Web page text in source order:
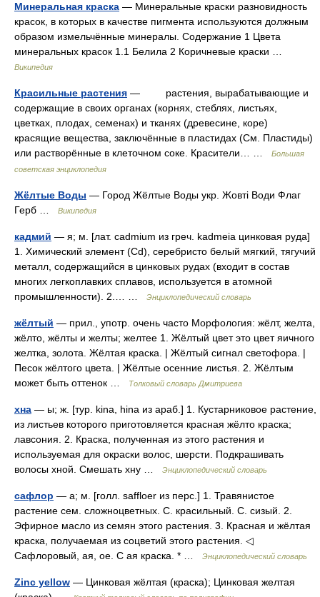
Минеральная краска — Минеральные краски разновидность
красок, в которых в качестве пигмента используются должным
образом измельчённые минералы. Содержание 1 Цвета
минеральных красок 1.1 Белила 2 Коричневые краски …
Википедия
Красильные растения — растения, вырабатывающие и
содержащие в своих органах (корнях, стеблях, листьях,
цветках, плодах, семенах) и тканях (древесине, коре)
красящие вещества, заключённые в пластидах (См. Пластиды)
или растворённые в клеточном соке. Красители… …
Большая
советская энциклопедия
Жёлтые Воды — Город Жёлтые Воды укр. Жовті Води Флаг
Герб …
Википедия
кадмий — я; м. [лат. cadmium из греч. kadmeia цинковая руда]
1. Химический элемент (Cd), серебристо белый мягкий, тягучий
металл, содержащийся в цинковых рудах (входит в состав
многих легкоплавких сплавов, используется в атомной
промышленности). 2.… …
Энциклопедический словарь
жёлтый — прил., употр. очень часто Морфология: жёлт, желта,
жёлто, жёлты и желты; желтее 1. Жёлтый цвет это цвет яичного
желтка, золота. Жёлтая краска. | Жёлтый сигнал светофора. |
Песок жёлтого цвета. | Жёлтые осенние листья. 2. Жёлтым
может быть оттенок …
Толковый словарь Дмитриева
хна — ы; ж. [тур. kina, hina из араб.] 1. Кустарниковое растение,
из листьев которого приготовляется красная жёлто краска;
лавсония. 2. Краска, полученная из этого растения и
используемая для окраски волос, шерсти. Подкрашивать
волосы хной. Смешать хну …
Энциклопедический словарь
сафлор — а; м. [голл. saffloer из перс.] 1. Травянистое
растение сем. сложноцветных. С. красильный. С. сизый. 2.
Эфирное масло из семян этого растения. 3. Красная и жёлтая
краска, получаемая из соцветий этого растения. ◁
Сафлоровый, ая, ое. С ая краска. * …
Энциклопедический словарь
Zinc yellow — Цинковая жёлтая (краска); Цинковая желтая